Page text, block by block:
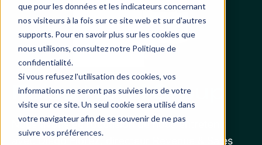
que pour les données et les indicateurs concernant
nos visiteurs à la fois sur ce site web et sur d'autres
supports. Pour en savoir plus sur les cookies que
nous utilisons, consultez notre Politique de
confidentialité.
Si vous refusez l'utilisation des cookies, vos
informations ne seront pas suivies lors de votre
visite sur ce site. Un seul cookie sera utilisé dans
votre navigateur afin de se souvenir de ne pas
suivre vos préférences.
Roisa Hotel Group
Nous avons eu l’occasion de nous entretenir
avec Diego Flórez, directeur Revenue & Sales